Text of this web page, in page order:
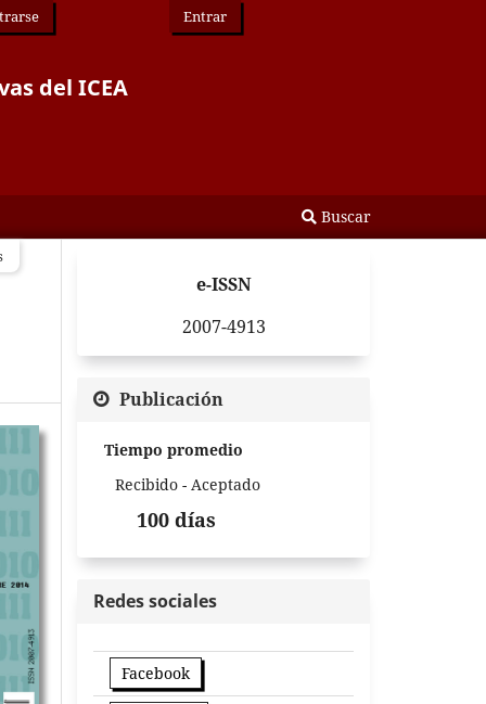
del ICEA
Buscar
Entrar
e-ISSN
2007-4913
Publicación
Tiempo promedio
Recibido - Aceptado
100 días
Redes sociales
Facebook